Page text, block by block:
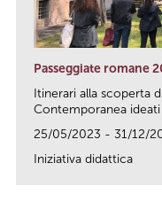
Passeggiate romane
Itinerari alla scoperta
Contemporanea
25/05/2023 - 31/12/
Iniziativa didattica